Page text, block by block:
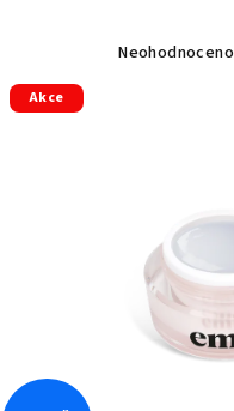
Průměrné
hvězdiček.
Neohodnoceno
Akce